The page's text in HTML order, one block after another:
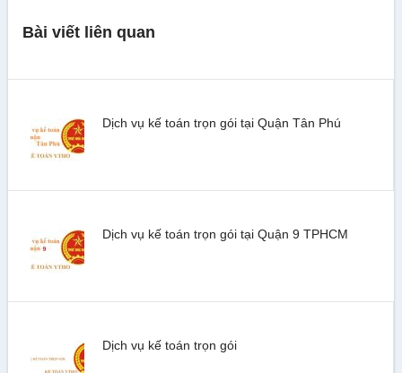
Bài viết liên quan
Dịch vụ kế toán trọn gói tại Quận Tân Phú
Dịch vụ kế toán trọn gói tại Quận 9 TPHCM
Dịch vụ kế toán trọn gói